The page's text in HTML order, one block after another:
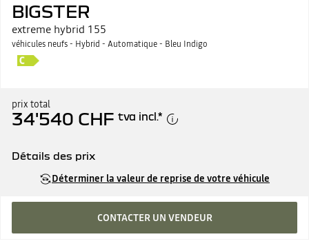
BIGSTER
extreme hybrid 155
véhicules neufs - Hybrid - Automatique - Bleu Indigo
prix total
34'540 CHF tva incl.*
Détails des prix
Déterminer la valeur de reprise de votre véhicule
CONTACTER UN VENDEUR